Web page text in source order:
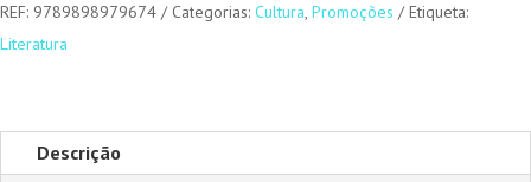
REF: 9789898979674 Categorias: Cultura, Promoções
Etiqueta:
Literatura
Descrição